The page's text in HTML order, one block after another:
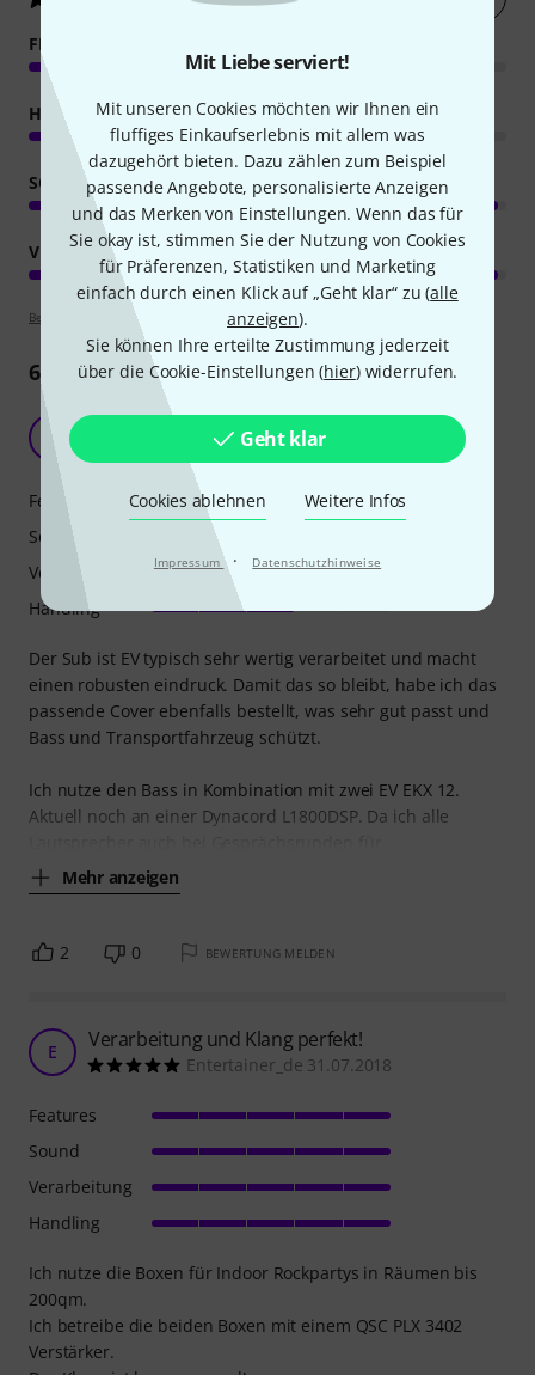
Mit Liebe serviert!
Mit unseren Cookies möchten wir Ihnen ein
fluffiges Einkaufserlebnis mit allem was
dazugehört bieten. Dazu zählen zum Beispiel
passende Angebote, personalisierte Anzeigen
und das Merken von Einstellungen. Wenn das für
Sie okay ist, stimmen Sie der Nutzung von Cookies
für Präferenzen, Statistiken und Marketing
einfach durch einen Klick auf „Geht klar“ zu (alle
anzeigen).
Sie können Ihre erteilte Zustimmung jederzeit
über die Cookie-Einstellungen (hier) widerrufen.
Geht klar
Cookies ablehnen Weitere Infos
Impressum · Datenschutzhinweise
FEATURES
HANDLING
SOUND
VERARBEITUNG
Bewertungsrichtlinien
6Rezensionen
Sehr feiner Sub von EV
Samba79 25.11.2018
Der Sub ist EV typisch sehr wertig verarbeitet und macht
einen robusten eindruck. Damit das so bleibt, habe ich das
passende Cover ebenfalls bestellt, was sehr gut passt und
Bass und Transportfahrzeug schützt.
Ich nutze den Bass in Kombination mit zwei EV EKX 12.
Aktuell noch an einer Dynacord L1800DSP. Da ich alle
Mehr anzeigen
Features
Sound
Verarbeitung
Handling
2 0 BEWERTUNG MELDEN
E Verarbeitung und Klang perfekt!
Entertainer_de 31.07.2018
Ich nutze die Boxen für Indoor Rockpartys in Räumen bis
200qm.
Ich betreibe die beiden Boxen mit einem QSC PLX 3402
Verstärker.
Features
Sound
Verarbeitung
Handling